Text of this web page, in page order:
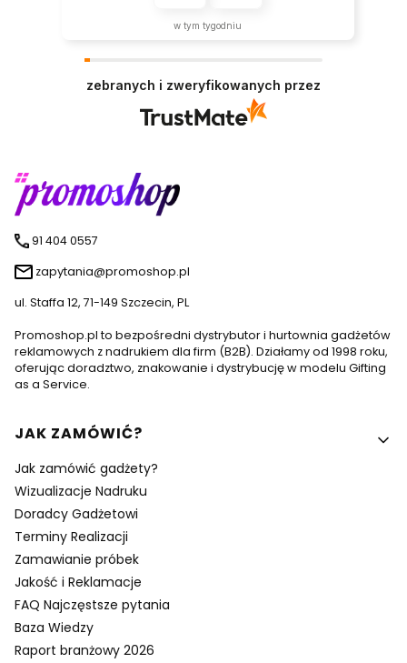
w tym tygodniu
zebranych i zweryfikowanych przez
91 404 0557
zapytania@promoshop.pl
ul. Staffa 12, 71-149 Szczecin, PL
Promoshop.pl to bezpośredni dystrybutor i hurtownia gadżetów
reklamowych z nadrukiem dla firm (B2B). Działamy od 1998 roku,
oferując doradztwo, znakowanie i dystrybucję w modelu Gifting
as a Service.
Linki w stopce
JAK ZAMÓWIĆ?
Jak zamówić gadżety?
Wizualizacje Nadruku
Doradcy Gadżetowi
Terminy Realizacji
Zamawianie próbek
Jakość i Reklamacje
FAQ Najczęstsze pytania
Baza Wiedzy
Raport branżowy 2026